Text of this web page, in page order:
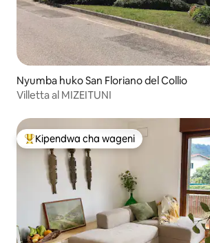
Nyumba huko San Floriano del Collio
Villetta al MIZEITUNI
Kipendwa maarufu cha wageni
Kipendwa cha wageni